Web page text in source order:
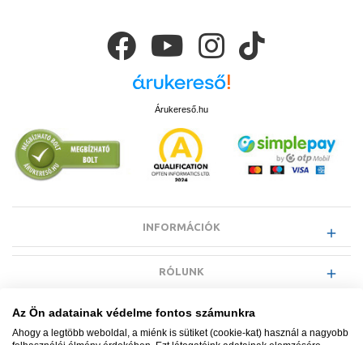
Árukereső.hu
INFORMÁCIÓK
RÓLUNK
EGYÉB INFORMÁCIÓK
Az Ön adatainak védelme fontos számunkra
Ahogy a legtöbb weboldal, a miénk is sütiket (cookie-kat) használ a nagyobb